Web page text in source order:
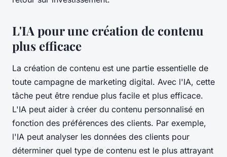
L'IA pour une création de contenu
plus efficace
La création de contenu est une partie essentielle de
toute campagne de marketing digital. Avec l'IA, cette
tâche peut être rendue plus facile et plus efficace.
L'IA peut aider à créer du contenu personnalisé en
fonction des préférences des clients. Par exemple,
l'IA peut analyser les données des clients pour
déterminer quel type de contenu est le plus attrayant